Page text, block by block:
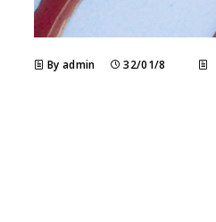
By admin 32/01/8